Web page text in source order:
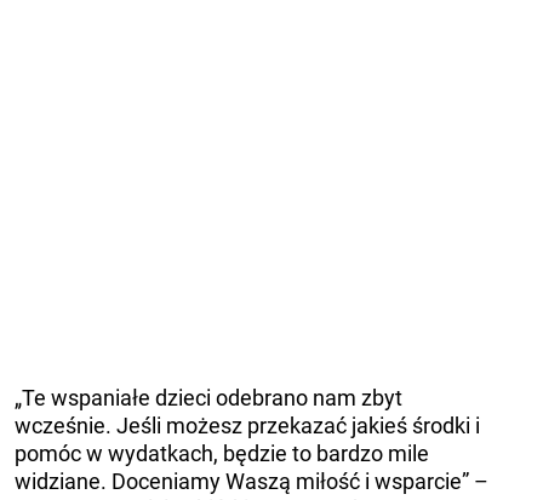
„Te wspaniałe dzieci odebrano nam zbyt
wcześnie. Jeśli możesz przekazać jakieś środki i
pomóc w wydatkach, będzie to bardzo mile
widziane. Doceniamy Waszą miłość i wsparcie” –